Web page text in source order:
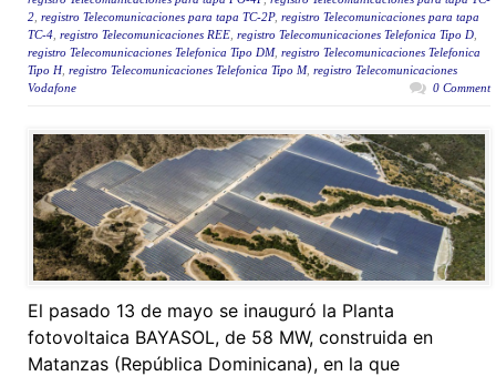
2 registro Telecomunicaciones para tapa TC-2P, registro Telecomunicaciones para tapa
TC-4 registro Telecomunicaciones REE registro Telecomunicaciones Telefonica Tipo D
registro Telecomunicaciones Telefonica Tipo DM, registro Telecomunicaciones Telefonica
Tipo H, registro Telecomunicaciones Telefonica Tipo M, registro Telecomunicaciones
Vodafone
0 Comment
El pasado 13 de mayo se inauguró la Planta
fotovoltaica BAYASOL, de 58 MW, construida en
Matanzas (República Dominicana), en la que